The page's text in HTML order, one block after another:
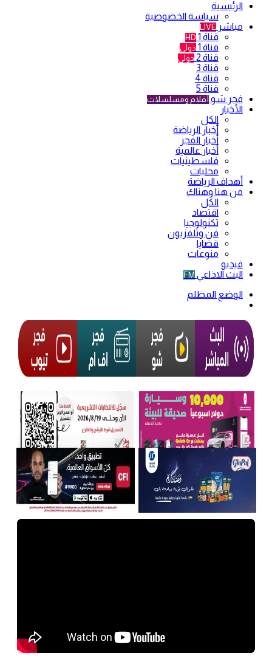
الرئيسية
سياسة الخصوصية
مباشر LIVE
قناة 1 HD
قناة 1 دولي
قناة 2 دولي
قناة 3
قناة 4
قناة 5
فجر شو أفلام ومسلسلات
الأخبار
الكل
أخبار الرياضة
أخبار الفجر
أخبار عالمية
فلسطينيات
محليات
أهداف الرياضة
من هنا وهناك
الكل
اقتصاد
تكنولوجيا
فن وتلفزيون
قضايا
منوعات
فيديو
البث الاذاعي FM
الوضع المظلم